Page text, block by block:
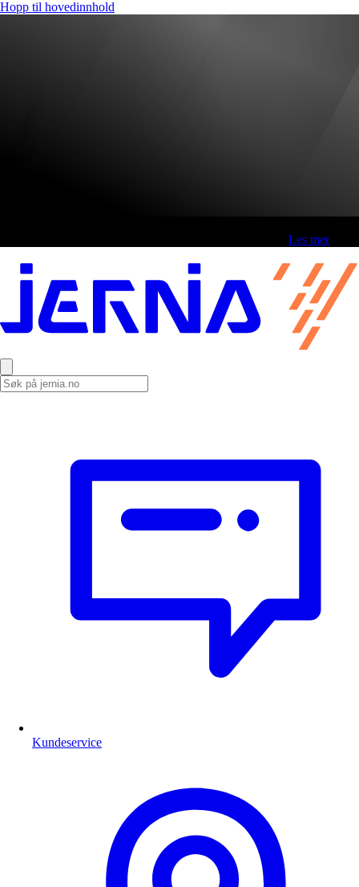
Hopp til hovedinnhold
Les mer
Kundeservice